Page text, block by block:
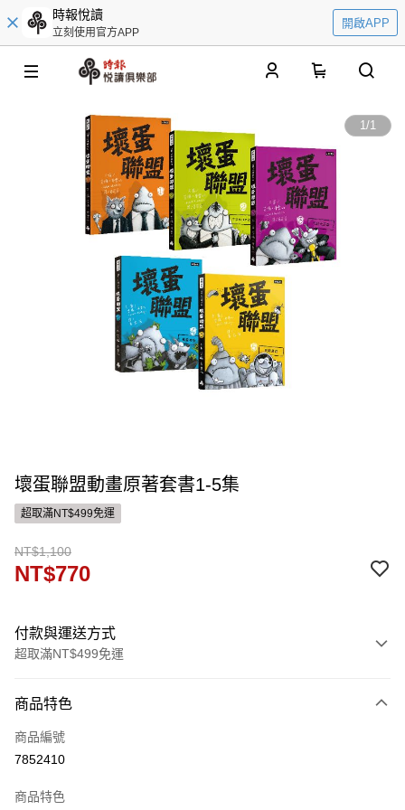
時報悅讀
立刻使用官方APP
開啟APP
1/1
壞蛋聯盟動畫原著套書1-5集
超取滿NT$499免運
NT$1,100
NT$770
付款與運送方式
超取滿NT$499免運
信用卡一次付款
ATM付款
運送方式
商品特色
商品編號
7852410
商品特色